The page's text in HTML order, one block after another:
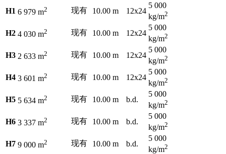
H1 6 979 m2 现有 10.00 m 12x24
5 000
kg/m2
H2 4 030 m2 现有 10.00 m 12x24
5 000
kg/m2
H3 2 633 m2 现有 10.00 m 12x24
5 000
kg/m2
H4 3 601 m2 现有 10.00 m 12x24
5 000
kg/m2
H5 5 634 m2 现有 10.00 m b.d.
5 000
kg/m2
H6 3 337 m2 现有 10.00 m b.d.
5 000
kg/m2
H7 9 000 m2 现有 10.00 m b.d.
5 000
kg/m2